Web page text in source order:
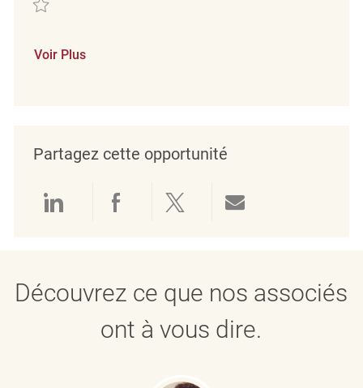
Voir Plus
Partagez cette opportunité
Partager via LinkedIn
Partager via Facebook
Partager via twitter
Découvrez ce que nos associés
ont à vous dire.